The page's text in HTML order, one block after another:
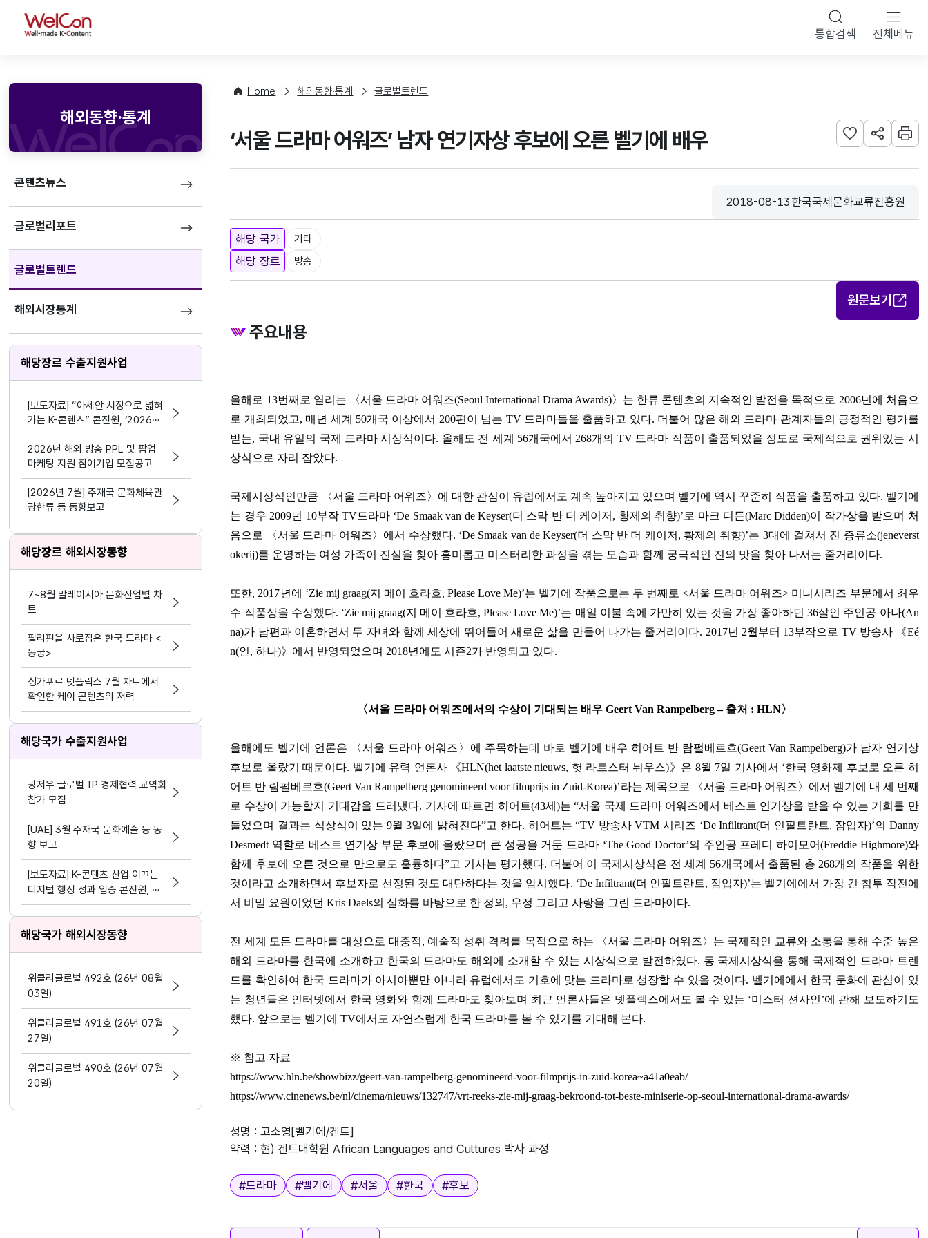
WelCon 통합검색 전체메뉴
해외동향·통계
콘텐츠뉴스
글로벌리포트
글로벌트렌드
해외시장통계
해당장르 수출지원사업
[보도자료] “아세안 시장으로 넓혀
가는 K-콘텐츠” 콘진원, ‘2026
한-아세안 K-콘텐츠 비즈위크’성공
적 마무리
2026년 해외 방송 PPL 및 팝업
마케팅 지원 참여기업 모집공고
[2026년 7월] 주재국 문화체육관
광한류 등 동향보고
해당장르 해외시장동향
7~8월 말레이시아 문화산업별 차
트
필리핀을 사로잡은 한국 드라마 <
동궁>
싱가포르 넷플릭스 7월 차트에서
확인한 케이 콘텐츠의 저력
해당국가 수출지원사업
광저우 글로벌 IP 경제협력 교역회
참가 모집
[UAE] 3월 주재국 문화예술 등 동
향 보고
[보도자료] K-콘텐츠 산업 이끄는
디지털 행정 성과 입증 콘진원, 정
보화⋅데이터 분야 평가 3관왕 달성
해당국가 해외시장동향
위클리글로벌 492호 (26년 08월
03일)
위클리글로벌 491호 (26년 07월
27일)
위클리글로벌 490호 (26년 07월
20일)
Home 해외동향·통계 글로벌트렌드
‘서울 드라마 어워즈’ 남자 연기자상 후보에 오른 벨기에 배우 관심사 등록하기
URL 공유하
인쇄
등록일
2018-08-13
수집기관
한국국제문화교류진흥원
해당 국가 기타
해당 장르 방송
원문보기
주요내용
올해로 13번째로 열리는 〈서울 드라마 어워즈(Seoul International Drama Awards)〉 는 한류 콘텐츠의 지속적인 발전을 목적으로 2006년에 처음으
로 개최되었고, 매년 세계 50개국 이상에서 200편이 넘는 TV 드라마들을 출품하고 있다. 더불어 많은 해외 드라마 관계자들의 긍정적인 평가를
받는, 국내 유일의 국제 드라마 시상식이다. 올해도 전 세계 56개국에서 268개의 TV 드라마 작품이 출품되었을 정도로 국제적으로 권위있는 시
상식으로 자리 잡았다.
국제시상식인만큼 〈서울 드라마 어워즈〉 에 대한 관심이 유럽에서도 계속 높아지고 있으며 벨기에 역시 꾸준히 작품을 출품하고 있다. 벨기에
는 경우 2009년 10부작 TV드라마 ‘De Smaak van de Keyser(더 스막 반 더 케이저 , 황제의 취향)’로 마크 디든(Marc Didden)이 작가상을 받으며 처
음으로
〈서울 드라마 어워즈〉 에서 수상했다. ‘De Smaak van de Keyser(더 스막 반 더 케이저 , 황제의 취향)’는 3대에 걸쳐서 진 증류소(jeneverst
okerij)를 운영하는 여성 가족이 진실을 찾아 흥미롭고 미스터리한 과정을 겪는 모습과 함께 궁극적인 진의 맛을 찾아 나서는 줄거리이다.
또한, 2017년에 ‘Zie mij graag(지 메이 흐라흐, Please Love Me)’는 벨기에 작품으로는 두 번째로<서울 드라마 어워즈> 미니시리즈 부문에서 최우
수 작품상을 수상했다. ‘Zie mij graag(지 메이 흐라흐, Please Love Me)’는 매일 이불 속에 가만히 있는 것을 가장 좋아하던36살인 주인공 아나(An
na)가 남편과 이혼하면서 두 자녀와 함께 세상에 뛰어들어 새로운 삶을 만들어 나가는 줄거리이다. 2017년 2월부터 13부작으로 TV 방송사 《Eé
n(인,하나)》 에서 반영되었으며 2018년에도 시즌2가 반영되고 있다.
〈서울 드라마 어워즈에서의 수상이 기대되는 배우 Geert Van Rampelberg– 출처 : HLN〉
올해에도 벨기에 언론은 〈서울 드라마 어워즈 〉 에 주목하는데 바로 벨기에 배우 히어트 반 람펄베르흐(Geert Van Rampelberg)가 남자 연기상
후보로 올랐기 때문이다. 벨기에 유력 언론사 《HLN(het laatste nieuws, 헛 라트스터 뉘우스)》 은 8월 7일 기사에서 ‘한국 영화제 후보로 오른 히
어트 반 람펄베르흐(Geert Van Rampelberg genomineerd voor filmprijs in Zuid-Korea)’라는 제목으로 〈서울 드라마 어워즈〉 에서 벨기에 내 세 번째
로 수상이 가능할지 기대감을 드러냈다. 기사에 따르면 히어트(43세 )는“서울 국제 드라마 어워즈에서 베스트 연기상을 받을 수 있는 기회를 만
들었으며 결과는 식상식이 있는 9월3일에 밝혀진다”고 한다. 히어트는“TV 방송사VTM 시리즈 ‘De Infiltrant(더 인필트란트, 잠입자)’의 Danny
Desmedt 역할로 베스트 연기상 부문 후보에 올랐으며 큰 성공을 거둔 드라마 ‘The Good Doctor’의 주인공 프레디 하이모어(Freddie Highmore)와
함께 후보에 오른 것으로 만으로도 훌륭하다”고 기사는 평가했다. 더불어 이 국제시상식은 전 세계 56개국에서 출품된 총 268개의 작품을 위한
것이라고 소개하면서 후보자로 선정된 것도 대단하다는 것을 암시했다. ‘De Infiltrant(더 인필트란트, 잠입자)’는 벨기에에서 가장 긴 침투 작전에
서 비밀 요원이었던Kris Daels의 실화를 바탕으로 한 정의 , 우정 그리고 사랑을 그린 드라마이다.
전 세계 모든 드라마를 대상으로 대중적, 예술적 성취 격려를 목적으로 하는 〈서울 드라마 어워즈〉 는 국제적인 교류와 소통을 통해 수준 높은
해외 드라마를 한국에 소개하고 한국의 드라마도 해외에 소개할 수 있는 시상식으로 발전하였다. 동 국제시상식을 통해 국제적인 드라마 트렌
드를 확인하여 한국 드라마가 아시아뿐만 아니라 유럽에서도 기호에 맞는 드라마로 성장할 수 있을 것이다. 벨기에에서 한국 문화에 관심이 있
는 청년들은 인터넷에서 한국 영화와 함께 드라마도 찾아보며 최근 언론사들은 넷플렉스에서도 볼 수 있는 ‘미스터 션사인’에 관해 보도하기도
했다. 앞으로는 벨기에TV에서도 자연스럽게 한국 드라마를 볼 수 있기를 기대해 본다.
※ 참고 자료
https://www.hln.be/showbizz/geert-van-rampelberg-genomineerd-voor-filmprijs-in-zuid-korea~a41a0eab/
https://www.cinenews.be/nl/cinema/nieuws/132747/vrt-reeks-zie-mij-graag-bekroond-tot-beste-miniserie-op-seoul-international-drama-awards/
성명 : 고소영[벨기에/겐트]
약력 : 현) 겐트대학원 African Languages and Cultures 박사 과정
태그
#드라마 #벨기에 #서울 #한국 #후보